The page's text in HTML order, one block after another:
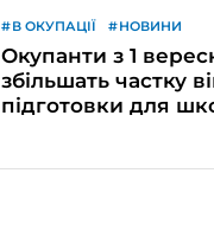
В ОКУПАЦІЇ НОВИНИ
Окупанти з 1
збільшать частку
підготовки для